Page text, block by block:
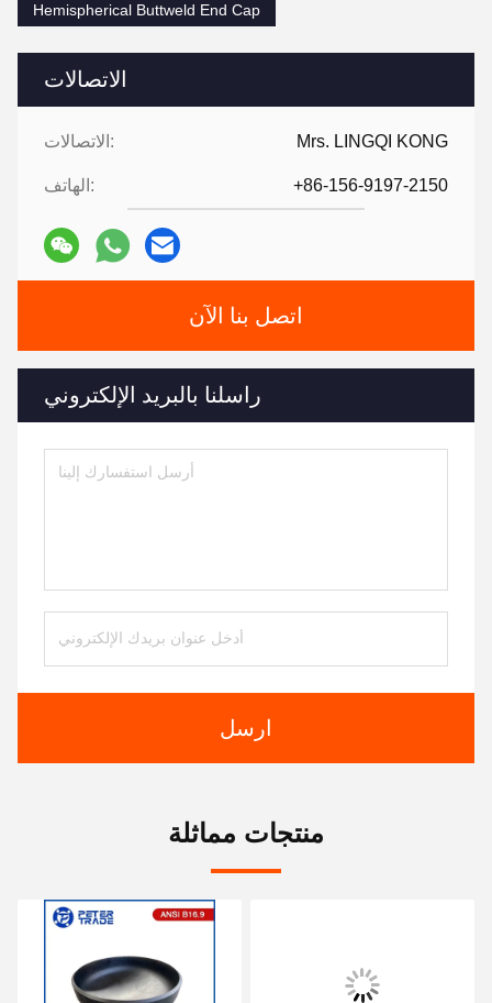
الاتصالات
الاتصالات: Mrs. LINGQI KONG
الهاتف: +86-156-9197-2150
اتصل بنا الآن
راسلنا بالبريد الإلكتروني
ارسل
Hemispherical Buttweld End Cap
منتجات مماثلة